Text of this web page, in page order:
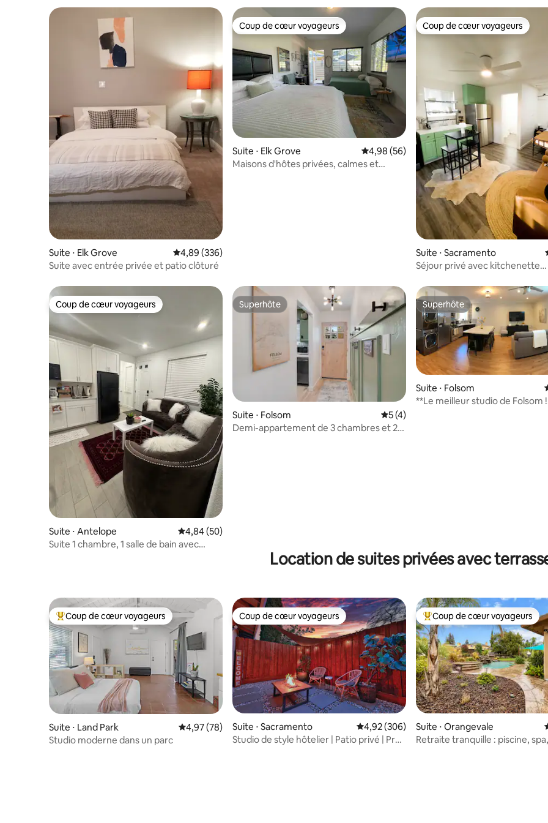
Suite ⋅ Elk Grove Évaluation moyenne sur la base de 336 commentaires : 4,89 sur 5
4,89 (336)
Suite avec entrée privée et patio clôturé
Coup de cœur voyageurs
Coup de cœur voyageurs
Suite ⋅ Elk Grove Évaluation moyenne sur la base de 56
4,98 (56)
Maisons d'hôtes privées, calmes et
Coup de cœur voyageurs
Coup de cœur voyageurs
Suite ⋅ Sacramento
Séjour privé avec kitchenette
Coup de cœur voyageurs
Coup de cœur voyageurs
Suite ⋅ Antelope Évaluation moyenne sur la base de 50 commentaires : 4,84 sur 5
4,84 (50)
Suite 1 chambre, 1 salle de bain avec
Superhôte
Superhôte
Suite ⋅ Folsom Évaluation moyenne sur la base de 4
5 (4)
Demi-appartement de 3 chambres et 2
Superhôte
Superhôte
Suite ⋅ Folsom
**Le meilleur studio de Folsom
Location de suites privées avec
Coups de cœur voyageurs les plus appréciés
Coup de cœur voyageurs
Suite ⋅ Land Park Évaluation moyenne sur la base de 78 commentaires : 4,97 sur 5
4,97 (78)
Studio moderne dans un parc
Coup de cœur voyageurs
Coup de cœur voyageurs
Suite ⋅ Sacramento Évaluation moyenne sur la base de 306
4,92 (306)
Studio de style hôtelier | Patio privé | Près
Coups de cœur voyageurs les
Coup de cœur voyageurs
Suite ⋅ Orangevale
Retraite tranquille : piscine,